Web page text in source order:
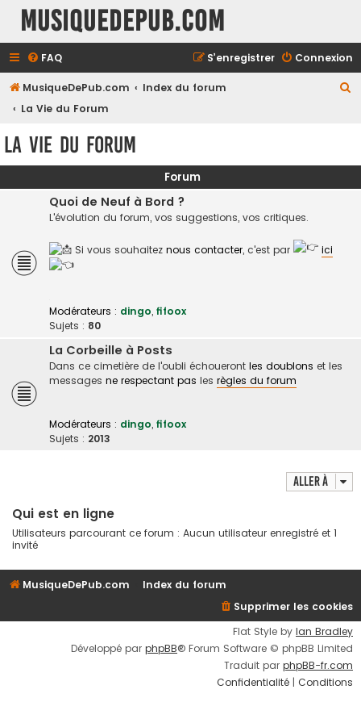
MusiqueDePub.com
FAQ Connexion
S’enregistrer
MusiqueDePub.com
Index du forum
La Vie du Forum
r
La Vie du Forum
Forum
Quoi de Neuf à Bord ?
L'évolution du forum, vos suggestions, vos critiques.
Si vous souhaitez nous contacter, c'est par ici
Modérateurs : dingo, fifoox
Sujets : 80
La Corbeille à Posts
Dans ce cimetière de l'oubli échoueront les doublons et les
messages ne respectant pas les règles du forum
Modérateurs : dingo, fifoox
Sujets : 2013
Aller à
Qui est en ligne
Utilisateurs parcourant ce forum : Aucun utilisateur enregistré et 1
invité
MusiqueDePub.com
Index du forum
Supprimer les cookies
Flat Style by Ian Bradley
Développé par phpBB® Forum Software © phpBB Limited
Traduit par phpBB-fr.com
Confidentialité | Conditions